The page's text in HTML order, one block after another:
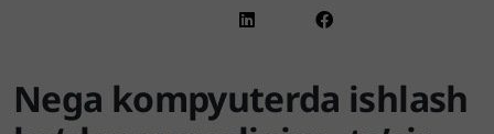
Nega kompyuterda ishlash